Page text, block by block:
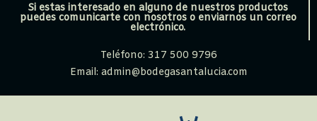
Si estas interesado en alguno de nuestros productos
puedes comunicarte con nosotros o enviarnos un correo
electrónico.
Teléfono: 317 500 9796
Email: admin@bodegasantalucia.com